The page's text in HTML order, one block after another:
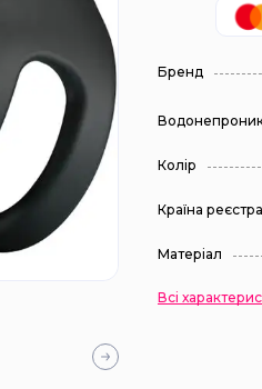
Бренд
Колір
Країна
Матеріал
Всі